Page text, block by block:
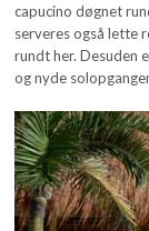
capucino døgnet
serveres også lette
rundt her. Desuden
og nyde